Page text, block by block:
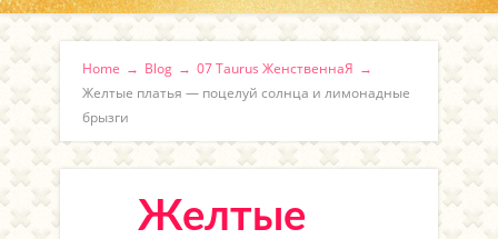
Home → Blog → 07 Taurus ЖенственнаЯ →
Желтые платья — поцелуй солнца и лимонадные
брызги
Желтые